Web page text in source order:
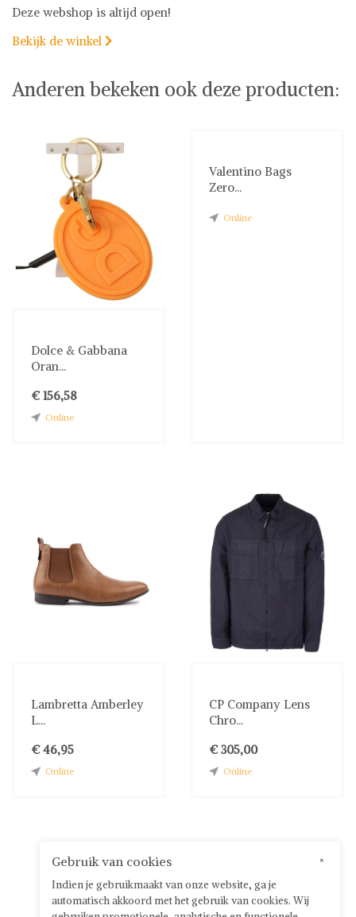
Deze webshop is altijd open!
Bekijk de winkel 
Anderen bekeken ook deze producten:
Dolce & Gabbana
Oran...
€ 156,58
Online
Valentino Bags
Zero...
Online
Lambretta Amberley
L...
€ 46,95
Online
CP Company Lens
Chro...
€ 305,00
Online
×
Gebruik van cookies
Indien je gebruikmaakt van onze website, ga je
automatisch akkoord met het gebruik van cookies. Wij